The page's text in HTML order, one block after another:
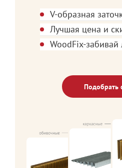
V-образная
Лучшая цена и
WoodFix-забивай
Подобрать